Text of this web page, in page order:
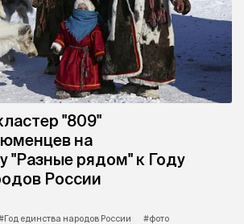
"809"
на
"Разные рядом" к Году
России
единства народов России
#фото